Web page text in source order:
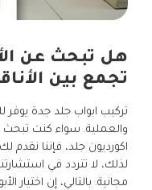
هل تبحث عن
تجمع بين
تركيب ابواب جلد جدة يوفر
والعملية. سواء كنت تبحث
اكورديون جلد، فإننا نقدم
لذلك، لا تتردد في
مجانية. بالتالي، إن اختيار